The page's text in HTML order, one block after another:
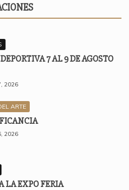
7 AL 9 DE AGOSTO
2026
ARTE
2026
LA EXPO FERIA